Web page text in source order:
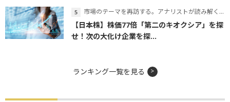
市場のテーマを再訪する。アナリストが読み解くテーマの本質
【日本株】株価77倍「第二のキオクシア」を探
せ！次の大化け企業を探...
ランキング一覧を見る